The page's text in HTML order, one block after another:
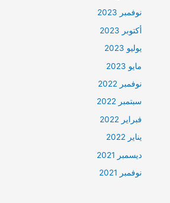
نوفمبر 2023
أكتوبر 2023
يوليو 2023
مايو 2023
نوفمبر 2022
سبتمبر 2022
فبراير 2022
يناير 2022
ديسمبر 2021
نوفمبر 2021